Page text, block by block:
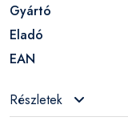
Gyártó
Eladó
EAN
Részletek